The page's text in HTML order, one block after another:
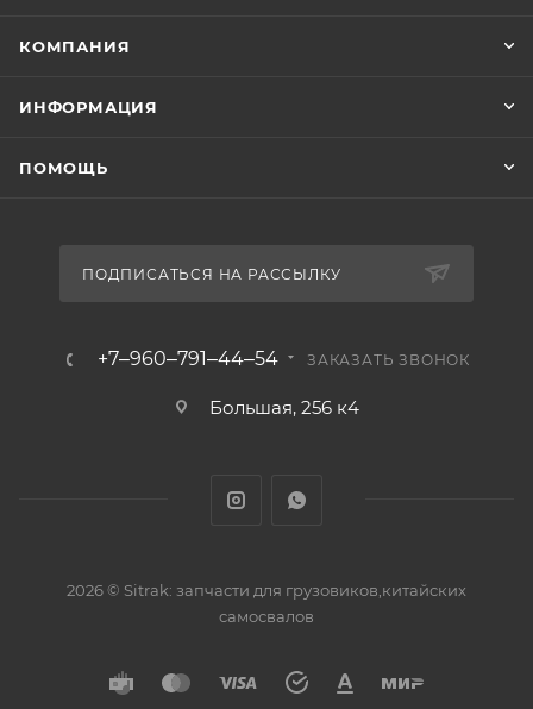
КОМПАНИЯ
ИНФОРМАЦИЯ
ПОМОЩЬ
ПОДПИСАТЬСЯ НА РАССЫЛКУ
+7‒960‒791‒44‒54 ЗАКАЗАТЬ ЗВОНОК
Большая, 256 к4
2026 © Sitrak: запчасти для грузовиков,китайских
самосвалов